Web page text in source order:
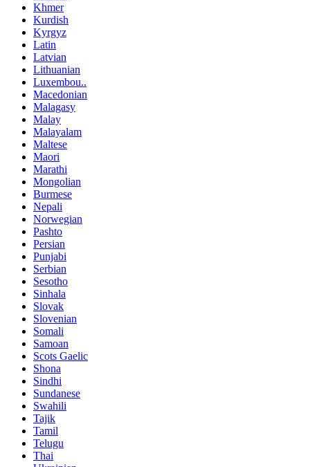
Khmer
Kurdish
Kyrgyz
Latin
Latvian
Lithuanian
Luxembou..
Macedonian
Malagasy
Malay
Malayalam
Maltese
Maori
Marathi
Mongolian
Burmese
Nepali
Norwegian
Pashto
Persian
Punjabi
Serbian
Sesotho
Sinhala
Slovak
Slovenian
Somali
Samoan
Scots Gaelic
Shona
Sindhi
Sundanese
Swahili
Tajik
Tamil
Telugu
Thai